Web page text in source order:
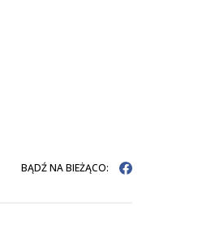
BĄDŹ NA BIEŻĄCO: